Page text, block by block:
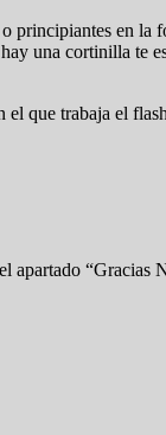
principiantes en
una cortinilla te
que trabaja el
“Gracias